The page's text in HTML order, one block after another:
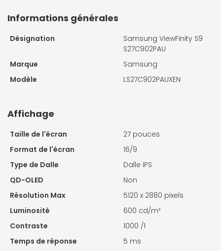
Informations générales
Désignation
Samsung ViewFinity S9
S27C902PAU
Marque
Samsung
Modèle
LS27C902PAUXEN
Affichage
Taille de l'écran
27 pouces
Format de l'écran
16/9
Type de Dalle
Dalle IPS
QD-OLED
Non
Résolution Max
5120 x 2880 pixels
Luminosité
600 cd/m²
Contraste
1000 /1
Temps de réponse
5 ms